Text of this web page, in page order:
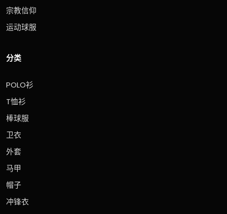
宗教信仰
运动球服
分类
POLO衫
T恤衫
棒球服
卫衣
外套
马甲
帽子
冲锋衣